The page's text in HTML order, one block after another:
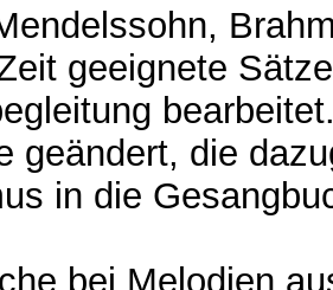
geeignete
geändert, die
in die
bei Melodien